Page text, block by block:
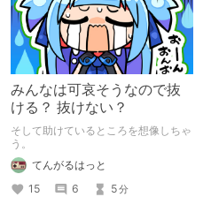
みんなは可哀そうなので抜
ける？ 抜けない？
そして助けているところを想像しちゃ
う。
てんがるはっと
15
6 5分